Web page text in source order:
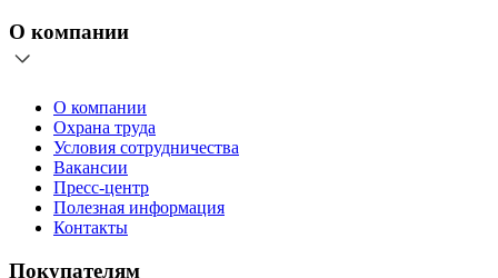
О компании
О компании
Охрана труда
Условия сотрудничества
Вакансии
Пресс-центр
Полезная информация
Контакты
Покупателям